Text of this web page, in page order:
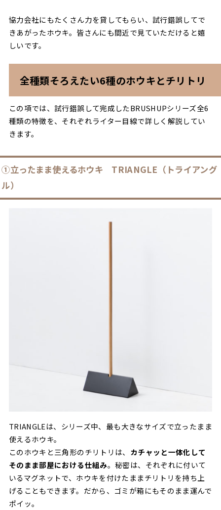
協力会社にもたくさん力を貸してもらい、試行錯誤してで
きあがったホウキ。皆さんにも間近で見ていただけると嬉
しいです。
全種類そろえたい6種のホウキとチリトリ
この項では、試行錯誤して完成したBRUSHUPシリーズ全6
種類の特徴を、それぞれライター目線で詳しく解説してい
きます。
①立ったまま使えるホウキ TRIANGLE（トライアング
ル）
TRIANGLEは、シリーズ中、最も大きなサイズで立ったまま
使えるホウキ。
このホウキと三角形のチリトリは、 カチャッと一体化して
そのまま部屋における仕組み。秘密は、それぞれに付いて
いるマグネットで、ホウキを付けたままチリトリを持ち上
げることもできます。だから、ゴミが箱にもそのまま運んで
ポイッ。